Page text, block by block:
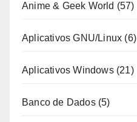
Anime & Geek World (57)
Aplicativos GNU/Linux (6)
Aplicativos Windows(21)
Banco de Dados(5)